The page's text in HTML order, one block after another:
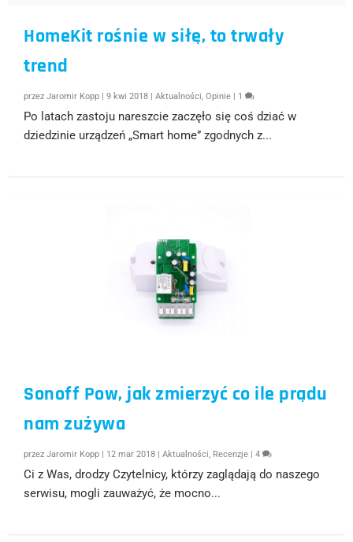
HomeKit rośnie w siłę, to trwały
trend
przezJaromir Kopp |9 kwi 2018 |Aktualności,Opinie | 1
Po latach zastoju nareszcie zaczęło się coś dziać w
dziedzinie urządzeń „Smart home” zgodnych z...
Sonoff Pow, jak zmierzyć co ile prądu
nam zużywa
przezJaromir Kopp | 12 mar 2018 |Aktualności Recenzje |4
Ci z Was, drodzy Czytelnicy, którzy zaglądają do naszego
serwisu, mogli zauważyć, że mocno...